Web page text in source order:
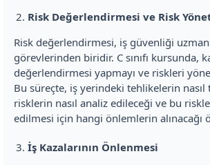
Risk Değerlendirmesi ve Risk
Risk değerlendirmesi, iş güvenliği
görevlerinden biridir. C sınıfı kursunda,
değerlendirmesi yapmayı ve riskleri
Bu süreçte, iş yerindeki tehlikelerin nasıl
risklerin nasıl analiz edileceği ve bu
edilmesi için hangi önlemlerin alınacağı
İş Kazalarının Önlenmesi